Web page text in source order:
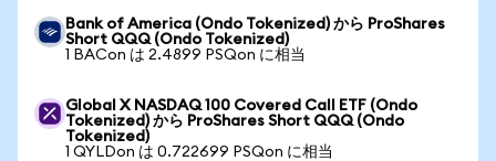
Bank of America (Ondo Tokenized) から ProShares
Short QQQ (Ondo Tokenized)
1 BACon は 2.4899 PSQon に相当
Global X NASDAQ 100 Covered Call ETF (Ondo
Tokenized) から ProShares Short QQQ (Ondo
Tokenized)
1 QYLDon は 0.722699 PSQon に相当